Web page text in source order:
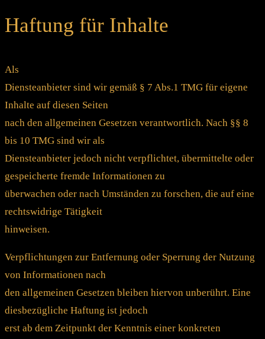
Haftung für Inhalte
Als
Diensteanbieter sind wir gemäß § 7 Abs.1 TMG für eigene
Inhalte auf diesen Seiten
nach den allgemeinen Gesetzen verantwortlich. Nach §§ 8
bis 10 TMG sind wir als
Diensteanbieter jedoch nicht verpflichtet, übermittelte oder
gespeicherte fremde Informationen zu
überwachen oder nach Umständen zu forschen, die auf eine
rechtswidrige Tätigkeit
hinweisen.
Verpflichtungen zur Entfernung oder Sperrung der Nutzung
von Informationen nach
den allgemeinen Gesetzen bleiben hiervon unberührt. Eine
diesbezügliche Haftung ist jedoch
erst ab dem Zeitpunkt der Kenntnis einer konkreten